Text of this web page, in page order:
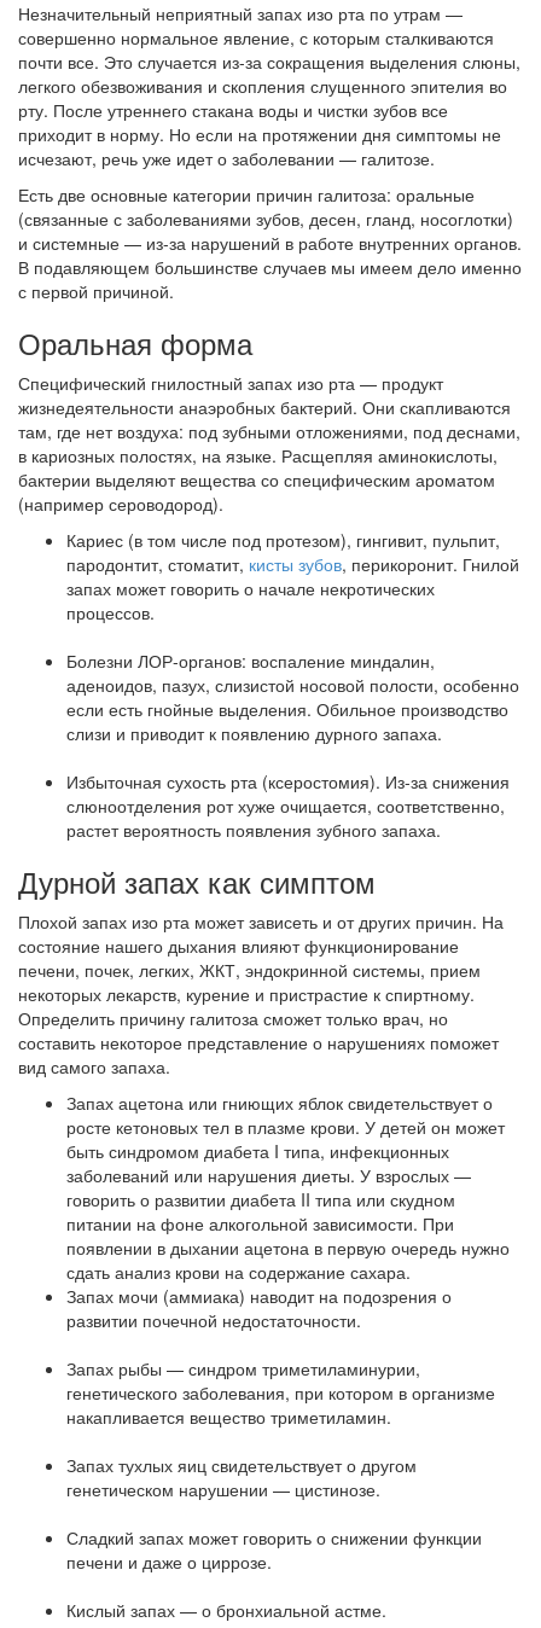
Незначительный неприятный запах изо рта по утрам —
совершенно нормальное явление, с которым сталкиваются
почти все. Это случается из-за сокращения выделения слюны,
легкого обезвоживания и скопления слущенного эпителия во
рту. После утреннего стакана воды и чистки зубов все
приходит в норму. Но если на протяжении дня симптомы не
исчезают, речь уже идет о заболевании — галитозе.
Есть две основные категории причин галитоза: оральные
(связанные с заболеваниями зубов, десен, гланд, носоглотки)
и системные — из-за нарушений в работе внутренних органов.
В подавляющем большинстве случаев мы имеем дело именно
с первой причиной.
Оральная форма
Специфический гнилостный запах изо рта — продукт
жизнедеятельности анаэробных бактерий. Они скапливаются
там, где нет воздуха: под зубными отложениями, под деснами,
в кариозных полостях, на языке. Расщепляя аминокислоты,
бактерии выделяют вещества со специфическим ароматом
(например сероводород).
Кариес (в том числе под протезом), гингивит, пульпит,
пародонтит, стоматит, кисты зубов, перикоронит. Гнилой
запах может говорить о начале некротических
процессов.
Болезни ЛОР-органов: воспаление миндалин,
аденоидов, пазух, слизистой носовой полости, особенно
если есть гнойные выделения. Обильное производство
слизи и приводит к появлению дурного запаха.
Избыточная сухость рта (ксеростомия). Из-за снижения
слюноотделения рот хуже очищается, соответственно,
растет вероятность появления зубного запаха.
Дурной запах как симптом
Плохой запах изо рта может зависеть и от других причин. На
состояние нашего дыхания влияют функционирование
печени, почек, легких, ЖКТ, эндокринной системы, прием
некоторых лекарств, курение и пристрастие к спиртному.
Определить причину галитоза сможет только врач, но
составить некоторое представление о нарушениях поможет
вид самого запаха.
Запах ацетона или гниющих яблок свидетельствует о
росте кетоновых тел в плазме крови. У детей он может
быть синдромом диабета I типа, инфекционных
заболеваний или нарушения диеты. У взрослых —
говорить о развитии диабета II типа или скудном
питании на фоне алкогольной зависимости. При
появлении в дыхании ацетона в первую очередь нужно
сдать анализ крови на содержание сахара.
Запах мочи (аммиака) наводит на подозрения о
развитии почечной недостаточности.
Запах рыбы — синдром триметиламинурии,
генетического заболевания, при котором в организме
накапливается вещество триметиламин.
Запах тухлых яиц свидетельствует о другом
генетическом нарушении — цистинозе.
Сладкий запах может говорить о снижении функции
печени и даже о циррозе.
Кислый запах — о бронхиальной астме.